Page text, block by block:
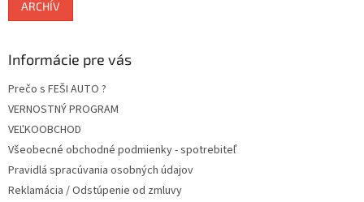
ARCHÍV
Informácie pre vás
Prečo s FEŠI AUTO ?
VERNOSTNÝ PROGRAM
VEĽKOOBCHOD
Všeobecné obchodné podmienky - spotrebiteľ
Pravidlá spracúvania osobných údajov
Reklamácia / Odstúpenie od zmluvy